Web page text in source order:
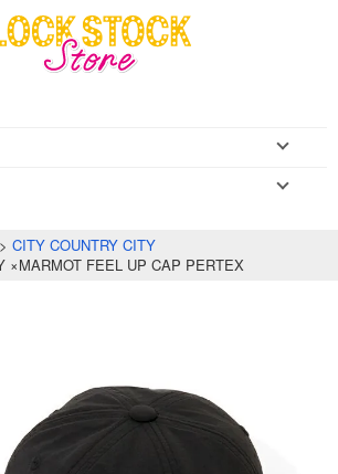
CITY COUNTRY CITY
×MARMOT FEEL UP CAP PERTEX